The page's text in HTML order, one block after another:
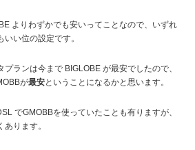
よりわずかでも安いってことなので、いずれ
い位の設定です。
ランは今まで BIGLOBE が最安でしたので、
が最安ということになるかと思います。
でGMOBBを使っていたことも有りますが、
ります。